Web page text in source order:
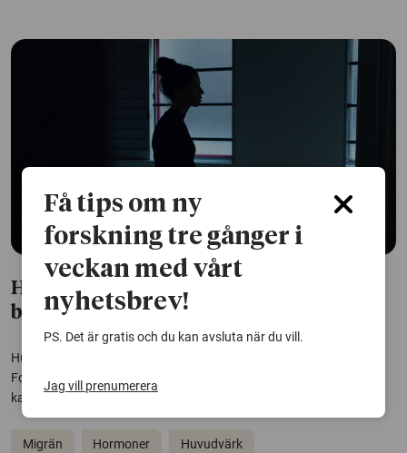
Hormoner hämmar signalsubstans
bakom migrän
Hur kan det komma sig att många kvinnor får migrän vid mens?
Forskarna tror att nivåerna av hormonerna oxytocin och östrogen
kan spela in.
Migrän Hormoner Huvudvärk
Få tips om ny
forskning tre gånger i
veckan med vårt
nyhetsbrev!
PS. Det är gratis och du kan avsluta när du vill.
Jag vill prenumerera